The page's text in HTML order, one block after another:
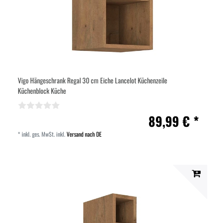
Vigo Hängeschrank Regal 30 cm Eiche Lancelot Küchenzeile
Küchenblock Küche
89,99 € *
*inkl. ges. MwSt.inkl.Versand nach DE